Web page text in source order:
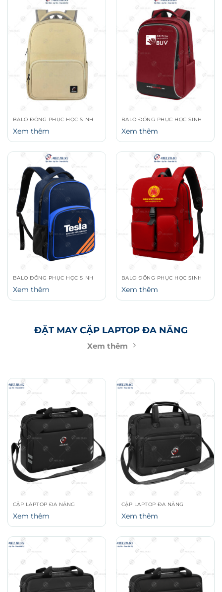
Xem thêm Xem thêm
Xem thêm Xem thêm
Xem thêm
CẶP LAPTOP ĐA NĂNG
Xem thêm
CẶP LAPTOP ĐA NĂNG
Xem thêm